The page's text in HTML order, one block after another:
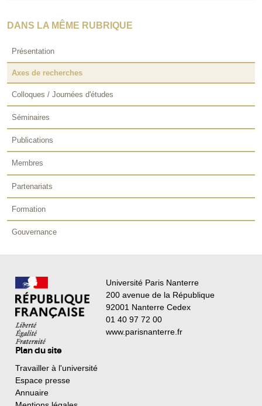
DANS LA MÊME RUBRIQUE
Présentation
Axes de recherches
Colloques / Journées d'études
Séminaires
Publications
Membres
Partenariats
Formation
Gouvernance
Université Paris Nanterre
200 avenue de la République
92001 Nanterre Cedex
01 40 97 72 00
www.parisnanterre.fr
Plan du site
Travailler à l'université
Espace presse
Annuaire